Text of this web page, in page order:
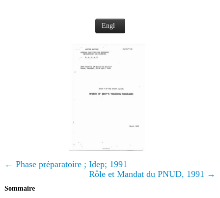
Engl
← Phase préparatoire ; Idep; 1991
Rôle et Mandat du PNUD, 1991 →
Sommaire